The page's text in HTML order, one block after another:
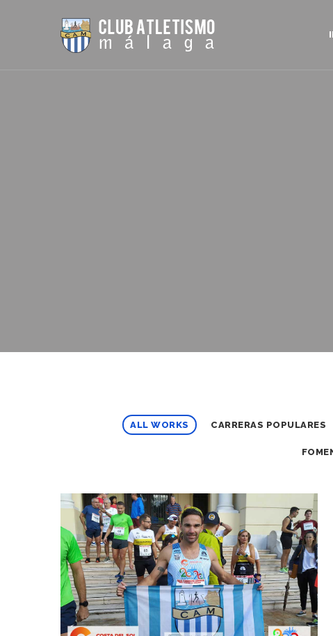
ALL WORKS CARRERAS POPULARES